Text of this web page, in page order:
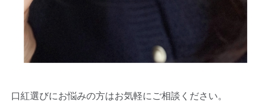
口紅選びにお悩みの方はお気軽にご相談ください。